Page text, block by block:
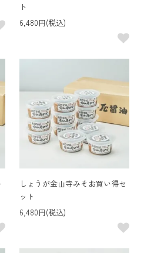
ト
6,480円(税込)
しょうが金山寺みそお買い得セ
ット
6,480円(税込)